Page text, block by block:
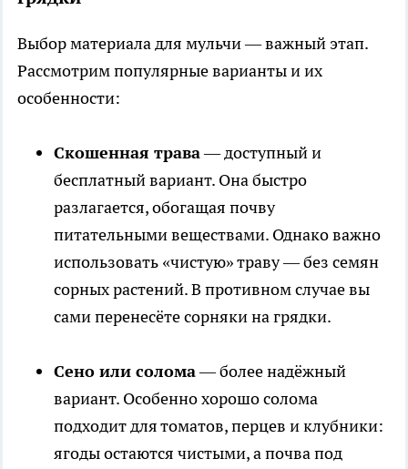
Выбор материала для мульчи — важный этап.
Рассмотрим популярные варианты и их
особенности:
Скошенная трава— доступный и
бесплатный вариант. Она быстро
разлагается, обогащая почву
питательными веществами. Однако важно
использовать «чистую» траву — без семян
сорных растений. В противном случае вы
сами перенесёте сорняки на грядки.
Сено или солома— более надёжный
вариант. Особенно хорошо солома
подходит для томатов, перцев и клубники:
ягоды остаются чистыми, а почва под